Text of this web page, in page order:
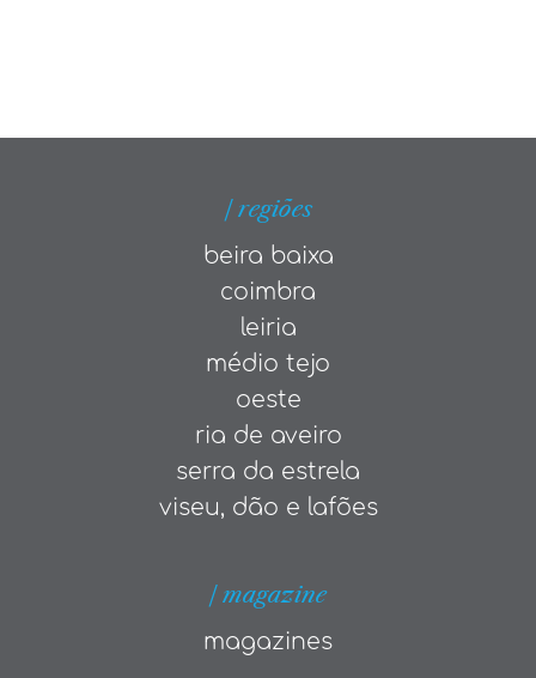
| regiões
beira baixa
coimbra
leiria
médio tejo
oeste
ria de aveiro
serra da estrela
viseu, dão e lafões
| magazine
magazines